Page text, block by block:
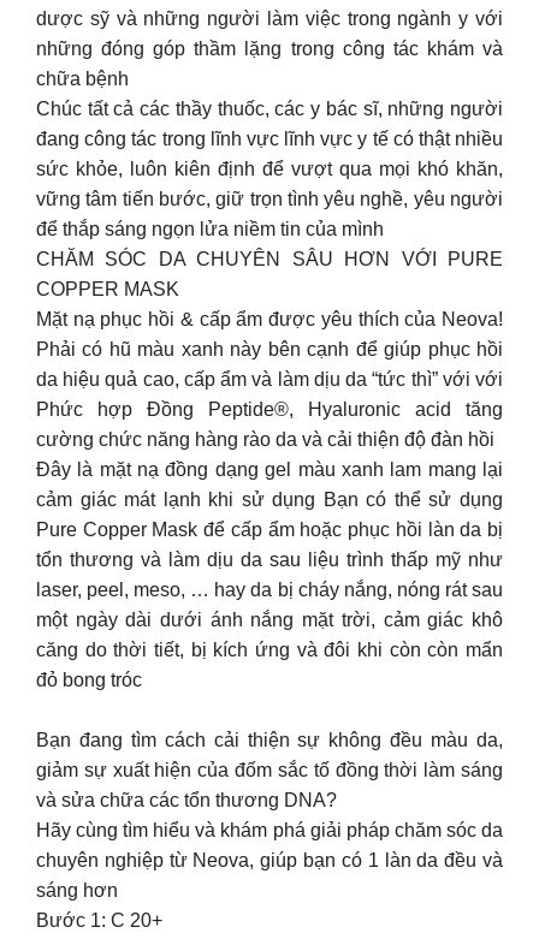
dược sỹ và những người làm việc trong ngành y với
những đóng góp thầm lặng trong công tác khám và
chữa bệnh
Chúc tất cả các thầy thuốc, các y bác sĩ, những người
đang công tác trong lĩnh vực lĩnh vực y tế có thật nhiều
sức khỏe, luôn kiên định để vượt qua mọi khó khăn,
vững tâm tiến bước, giữ trọn tình yêu nghề, yêu người
để thắp sáng ngọn lửa niềm tin của mình
CHĂM SÓC DA CHUYÊN SÂU HƠN VỚI PURE
COPPER MASK
Mặt nạ phục hồi & cấp ẩm được yêu thích của Neova!
Phải có hũ màu xanh này bên cạnh để giúp phục hồi
da hiệu quả cao, cấp ẩm và làm dịu da “tức thì” với với
Phức hợp Đồng Peptide®, Hyaluronic acid tăng
cường chức năng hàng rào da và cải thiện độ đàn hồi
Đây là mặt nạ đồng dạng gel màu xanh lam mang lại
cảm giác mát lạnh khi sử dụng Bạn có thể sử dụng
Pure Copper Mask để cấp ẩm hoặc phục hồi làn da bị
tổn thương và làm dịu da sau liệu trình thấp mỹ như
laser, peel, meso, … hay da bị cháy nắng, nóng rát sau
một ngày dài dưới ánh nắng mặt trời, cảm giác khô
căng do thời tiết, bị kích ứng và đôi khi còn còn mẩn
đỏ bong tróc
Bạn đang tìm cách cải thiện sự không đều màu da,
giảm sự xuất hiện của đốm sắc tố đồng thời làm sáng
và sửa chữa các tổn thương DNA?
Hãy cùng tìm hiểu và khám phá giải pháp chăm sóc da
chuyên nghiệp từ Neova, giúp bạn có 1 làn da đều và
sáng hơn
Bước 1: C 20+